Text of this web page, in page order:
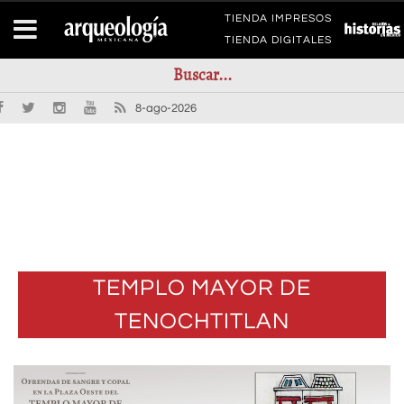
TIENDA IMPRESOS
TIENDA DIGITALES
8-ago-2026
TEMPLO MAYOR DE
TENOCHTITLAN